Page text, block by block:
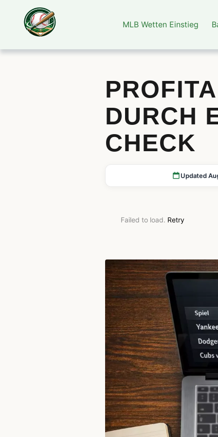
MLB Wetten Einstieg
DURCH
CHECK
Updated
Failed to load. Retry